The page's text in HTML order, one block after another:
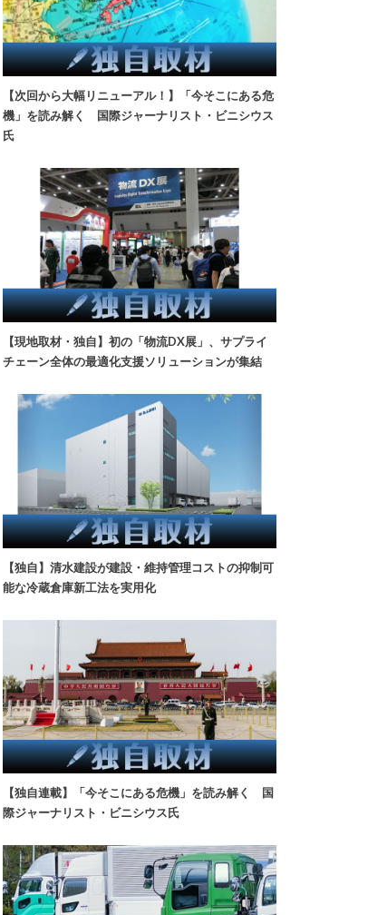
【次回から大幅リニューアル！】「今そこにある危
機」を読み解く 国際ジャーナリスト・ビニシウス
氏
【現地取材・独自】初の「物流DX展」、サプライ
チェーン全体の最適化支援ソリューションが集結
【独自】清水建設が建設・維持管理コストの抑制可
能な冷蔵倉庫新工法を実用化
【独自連載】「今そこにある危機」を読み解く 国
際ジャーナリスト・ビニシウス氏